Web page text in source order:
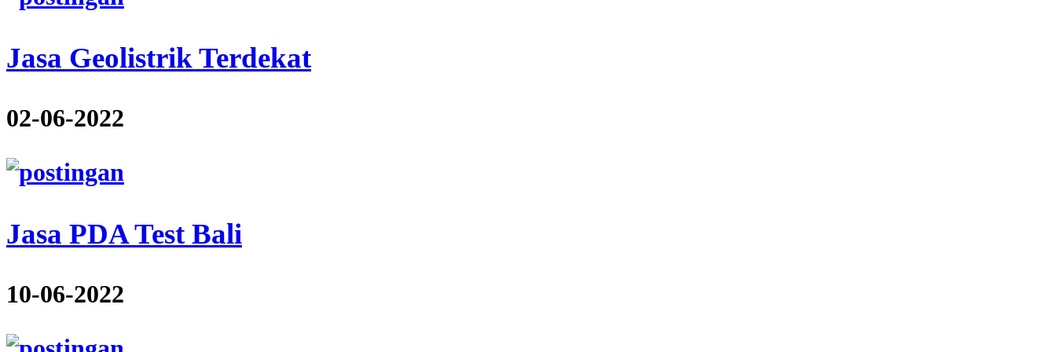
Jasa Geolistrik Terdekat
02-06-2022
Jasa PDA Test Bali
10-06-2022